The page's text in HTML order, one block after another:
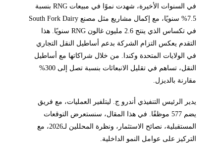
في السنوات الأخيرة، شهدت نموًا في مبيعات RNG بنسبة
7.5% سنويًا، مع إكمال مشاريع مثل مصنع South Fork Dairy
في تكساس الذي ينتج 2.6 مليون غالون RNG سنويًا. هذا
التقدم يعكس التزام الشركة بدعم أساطيل النقل التجاري
في الولايات المتحدة وكندا. من خلال شراكاتها مع أساطيل
النقل، تساهم في تقليل الانبعاثات بنسبة تصل إلى 300%
مقارنة بالديزل.
يدير الرئيس التنفيذي أندرو ج. ليتلفير العمليات، مع فريق
يضم 577 موظفًا. في هذا المقال، سنستعرض التوقعات
المستقبلية، نصائح الاستثمار، ونظرة المحللين لـ2026، مع
التركيز على عوامل النمو الداخلية.